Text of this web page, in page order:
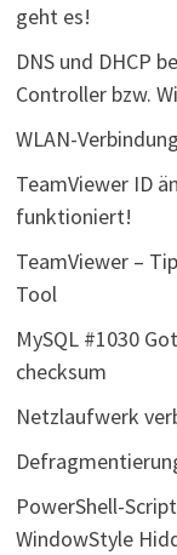
geht es!
DNS und DHCP
Controller bzw.
WLAN-
TeamViewer ID
funktioniert!
TeamViewer –
Tool
MySQL #1030
checksum
Netzlaufwerk
PowerShell-
WindowStyle